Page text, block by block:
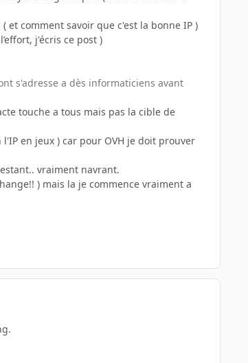
comment savoir que c'est la bonne IP )
j'écris ce post )
s'adresse a dès informaticiens avant
touche a tous mais pas la cible de
en jeux ) car pour OVH je doit prouver
vraiment navrant.
) mais la je commence vraiment a